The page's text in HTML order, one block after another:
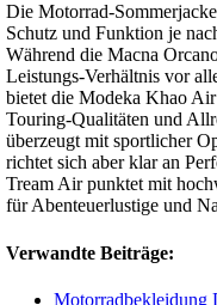
Die Motorrad-
Schutz und Funktion je
Während die Macna
Leistungs-Verhältnis vor
bietet die Modeka Khao
Touring-Qualitäten und
überzeugt mit sportlicher
richtet sich aber klar an
Tream Air punktet mit
für Abenteuerlustige und
Verwandte Beiträge:
Motorradbekleidung